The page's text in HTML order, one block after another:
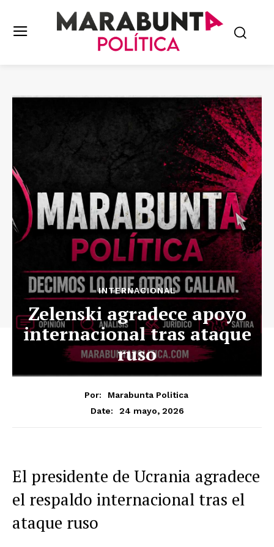
INTERNACIONAL
Zelenski agradece apoyo
internacional tras ataque
ruso
Por:
Marabunta Politica
Date:
24 mayo, 2026
El presidente de Ucrania agradece
el respaldo internacional tras el
ataque ruso